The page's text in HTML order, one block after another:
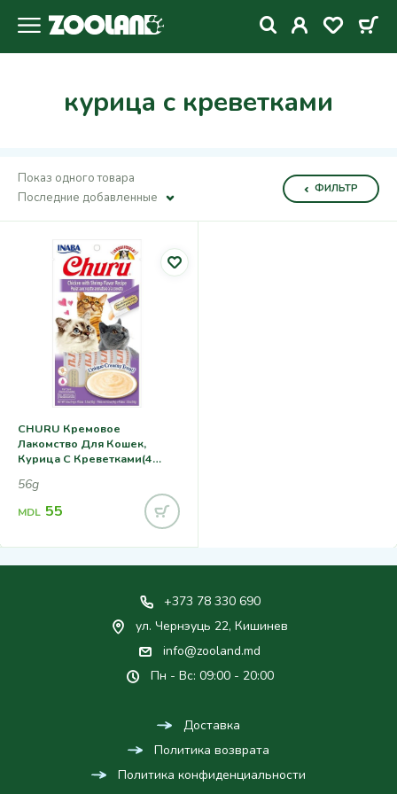
курица с креветками
Показ одного товара
Последние добавленные
ФИЛЬТР
CHURU Кремовое
Лакомство Для Кошек,
Курица С Креветками(4
56g
MDL 55
+373 78 330 690
ул. Чернэуць 22, Кишинев
info@zooland.md
Пн - Вс: 09:00 - 20:00
Доставка
Политика возврата
Политика конфиденциальности